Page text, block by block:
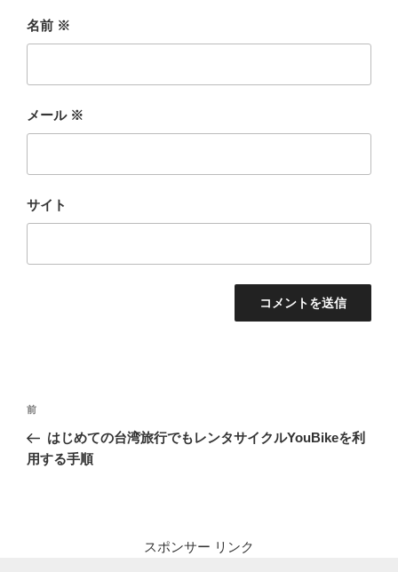
名前 ※
メール ※
サイト
投
ナ
前
の
投
前
はじめての台湾旅行でもレンタサイクルYouBikeを利
用する手順
スポンサー リンク